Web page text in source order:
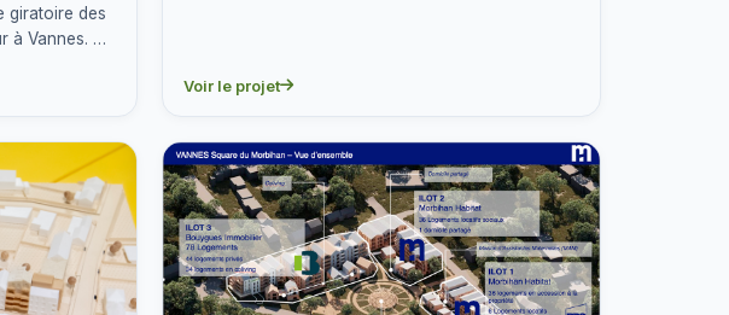
giratoire des
Vannes. Ce
Voir le projet